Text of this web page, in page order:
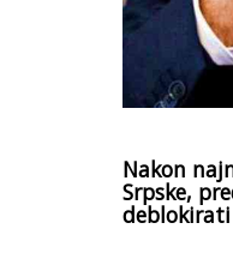
Nakon
Srpske,